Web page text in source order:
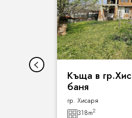
Къща в
баня
гр. Хисаря
318m2